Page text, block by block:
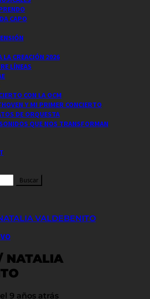
CAPO
LA CREACIÓN 2026
LÍNEAS
CON LA OCM
Y MI PRIMER CONCIERTO
DE ORQUESTA
QUE NOS TRANSFORMAN
VALDEBENITO
NATALIA
9 años atrás